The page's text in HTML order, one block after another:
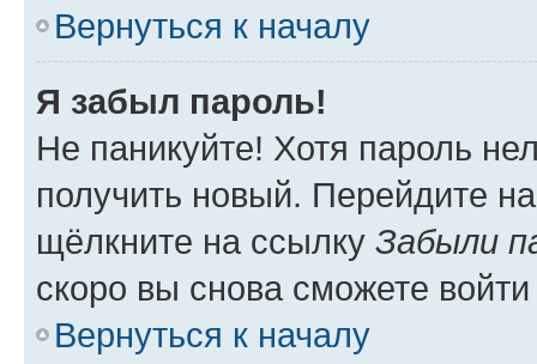
Вернуться к началу
Я забыл пароль!
Не паникуйте! Хотя пароль
получить новый. Перейдите
щёлкните на ссылку Забыли
скоро вы снова сможете
Вернуться к началу